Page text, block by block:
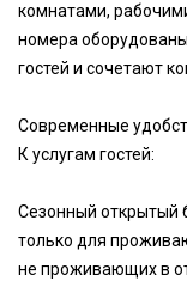
комнатами,
номера
гостей и сочетают
Современные
К услугам гостей:
Сезонный открытый
только для
не проживающих в